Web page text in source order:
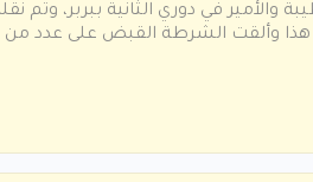
والأمير في دوري الثانية ببربر، وتم
هذا وألقت الشرطة القبض على عدد من